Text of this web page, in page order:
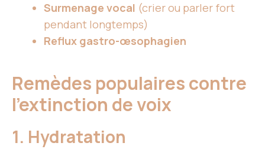
Surmenage vocal (crier ou parler fort
pendant longtemps)
Reflux gastro-œsophagien
Remèdes populaires contre
l’extinction de voix
1. Hydratation